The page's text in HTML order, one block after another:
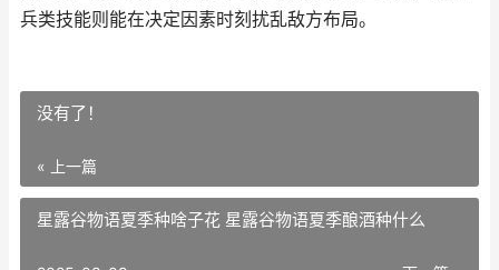
兵类技能则能在决定因素时刻扰乱敌方布局。
没有了！
« 上一篇
星露谷物语夏季种啥子花 星露谷物语夏季酿酒种什么